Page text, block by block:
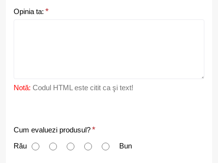
Opinia ta:
Notă: Codul HTML este citit ca şi text!
C
u
Cum evaluezi produsul?
Rău
Bun